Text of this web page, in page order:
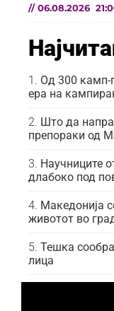
// 06.08.2026
Од 300 камп-
ера на
Што да
препораки од
Научниците
длабоко под
Македонија
животот во
Тешка
лица